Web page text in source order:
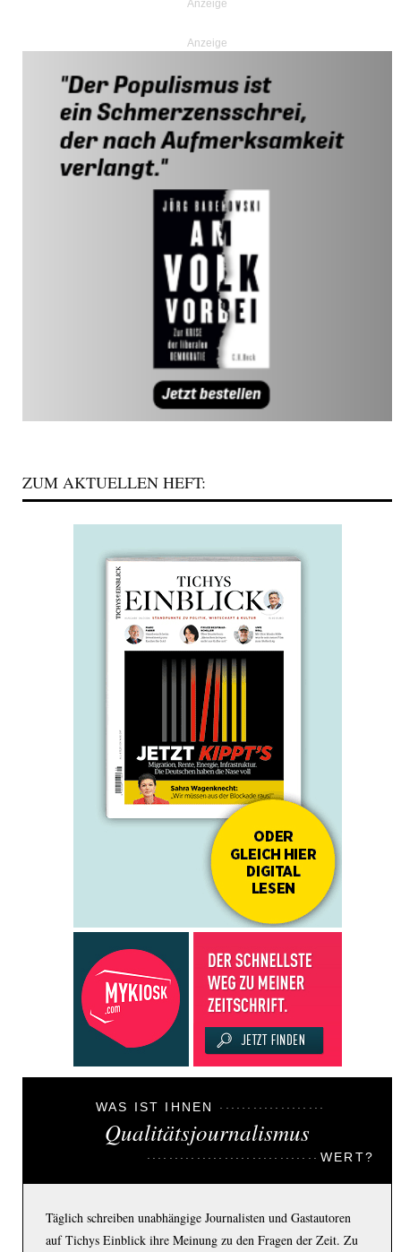
Anzeige
ZUM AKTUELLEN HEFT:
WAS IST IHNEN
Qualitätsjournalismus
WERT?
Täglich schreiben unabhängige Journalisten und Gastautoren
auf Tichys Einblick ihre Meinung zu den Fragen der Zeit. Zu